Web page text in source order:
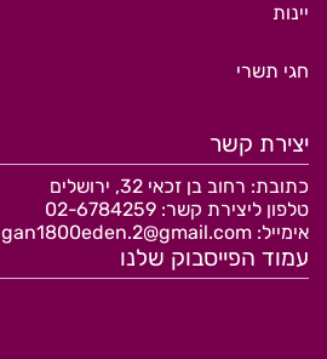
יינות
חגי תשרי
יצירת קשר
כתובת: רחוב בן זכאי 32, ירושלים
טלפון ליצירת קשר: 02-6784259
אימייל: gan1800eden.2@gmail.com
עמוד הפייסבוק שלנו